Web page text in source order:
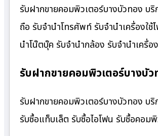
รับฝากขายคอมพิวเตอร์บางบัวทอง บ
ถือ รับจำนำโทรศัพท์ รับจำนำเครื่องใ
นำโน๊ตบุ๊ค รับจำนำกล้อง รับจำนำเครื่
รับฝากขายคอมพิวเตอร์บางบั
รับฝากขายคอมพิวเตอร์บางบัวทอง บ
รับซื้อแท็บเล็ต รับซื้อไอโฟน รับซื้อคอม